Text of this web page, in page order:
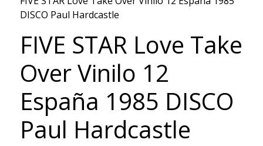
DISCO Paul Hardcastle
FIVE STAR Love Take
Over Vinilo 12
España 1985 DISCO
Paul Hardcastle